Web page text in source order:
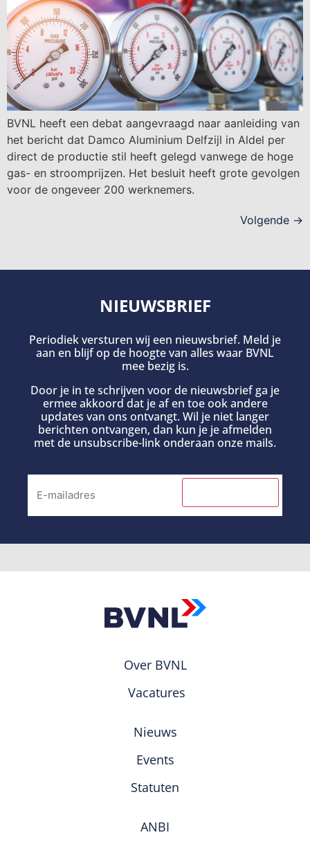
BVNL heeft een debat aangevraagd naar aanleiding van
het bericht dat Damco Aluminium Delfzijl in Aldel per
direct de productie stil heeft gelegd vanwege de hoge
gas- en stroomprijzen. Het besluit heeft grote gevolgen
voor de ongeveer 200 werknemers.
Volgende →
NIEUWSBRIEF
Periodiek versturen wij een nieuwsbrief. Meld je
aan en blijf op de hoogte van alles waar BVNL
mee bezig is.
Door je in te schrijven voor de nieuwsbrief ga je
ermee akkoord dat je af en toe ook andere
updates van ons ontvangt. Wil je niet langer
berichten ontvangen, dan kun je je afmelden
met de unsubscribe-link onderaan onze mails.
Over BVNL
Vacatures
Nieuws
Events
Statuten
ANBI